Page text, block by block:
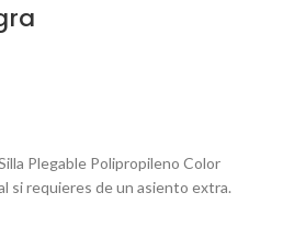
Plegable Polipropileno Color
si requieres de un asiento extra.